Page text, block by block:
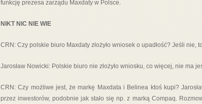
funkcję prezesa zarządu Maxdaty w Polsce.
NIKT NIC NIE WIE
CRN: Czy polskie biuro Maxdaty złożyło wniosek o upadłość? Jeśli nie,
Jarosław Nowicki: Polskie biuro nie złożyło wniosku, co więcej, nie ma
CRN: Czy możliwe jest, że markę Maxdata i Belinea ktoś kupi?
przez inwestorów, podobnie jak stało się np. z marką Compaq.